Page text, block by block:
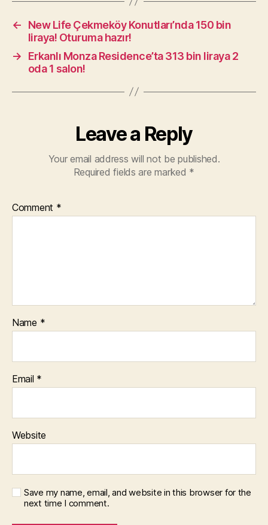
←
New Life Çekmeköy Konutları’nda 150 bin
liraya! Oturuma hazır!
→
Erkanlı Monza Residence’ta 313 bin liraya 2
oda 1 salon!
Leave a Reply
Your email address will not be published.
Required fields are marked *
Comment *
Name *
Email *
Website
Save my name, email, and website in this browser for the
next time I comment.